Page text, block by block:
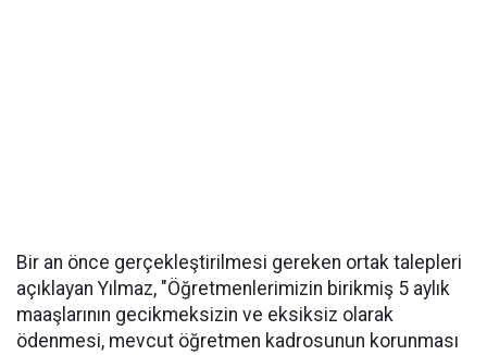
Bir an önce gerçekleştirilmesi gereken ortak talepleri
açıklayan Yılmaz, "Öğretmenlerimizin birikmiş 5 aylık
maaşlarının gecikmeksizin ve eksiksiz olarak
ödenmesi, mevcut öğretmen kadrosunun korunması